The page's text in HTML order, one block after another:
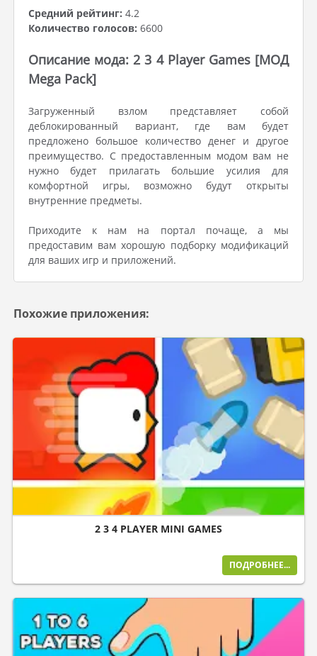
Средний рейтинг: 4.2
Количество голосов: 6600
Описание мода: 2 3 4 Player Games [МОД
Mega Pack]
Загруженный взлом представляет собой
деблокированный вариант, где вам будет
предложено большое количество денег и другое
преимущество. С предоставленным модом вам не
нужно будет прилагать большие усилия для
комфортной игры, возможно будут открыты
внутренние предметы.
Приходите к нам на портал почаще, а мы
предоставим вам хорошую подборку модификаций
для ваших игр и приложений.
Похожие приложения:
2 3 4 PLAYER MINI GAMES
ПОДРОБНЕЕ...